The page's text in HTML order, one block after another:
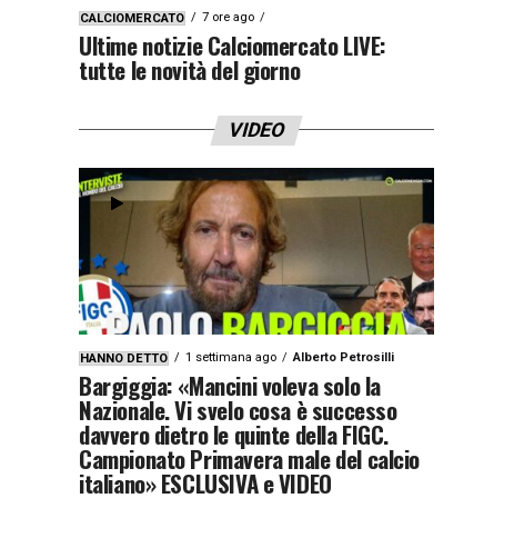
CALCIOMERCATO 7 ore ago
Ultime notizie Calciomercato LIVE:
tutte le novità del giorno
VIDEO
HANNO DETTO 1 settimana ago Alberto Petrosilli
Bargiggia: «Mancini voleva solo la
Nazionale. Vi svelo cosa è successo
davvero dietro le quinte della FIGC.
Campionato Primavera male del calcio
italiano» ESCLUSIVA e VIDEO